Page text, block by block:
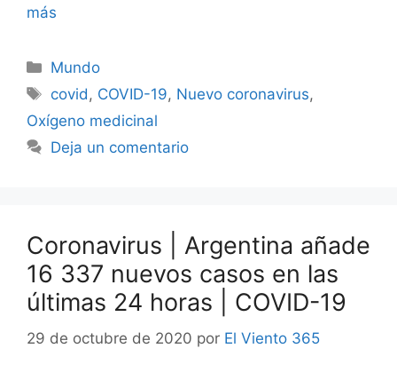
más
Categorías
Mundo
Etiquetas
covid, COVID-19, Nuevo coronavirus,
Oxígeno medicinal
Deja un comentario
Coronavirus | Argentina añade
16 337 nuevos casos en las
últimas 24 horas | COVID-19
29 de octubre de 2020 por El Viento 365